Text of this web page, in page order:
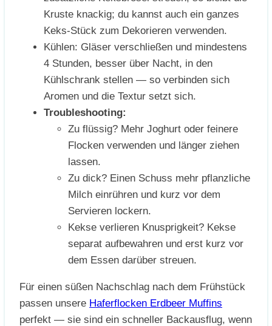
Kruste knackig; du kannst auch ein ganzes
Keks-Stück zum Dekorieren verwenden.
Kühlen: Gläser verschließen und mindestens
4 Stunden, besser über Nacht, in den
Kühlschrank stellen — so verbinden sich
Aromen und die Textur setzt sich.
Troubleshooting:
Zu flüssig? Mehr Joghurt oder feinere
Flocken verwenden und länger ziehen
lassen.
Zu dick? Einen Schuss mehr pflanzliche
Milch einrühren und kurz vor dem
Servieren lockern.
Kekse verlieren Knusprigkeit? Kekse
separat aufbewahren und erst kurz vor
dem Essen darüber streuen.
Für einen süßen Nachschlag nach dem Frühstück
passen unsere Haferflocken Erdbeer Muffins
perfekt — sie sind ein schneller Backausflug, wenn